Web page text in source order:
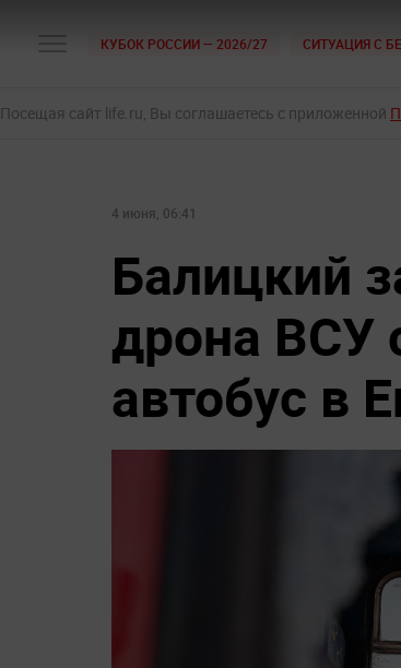
КУБОК РОССИИ — 2026/27 СИТУАЦИЯ С
Посещая сайт life.ru, Вы соглашаетесь с приложенной
4 июня, 06:41
Балицкий
дрона ВСУ
автобус в